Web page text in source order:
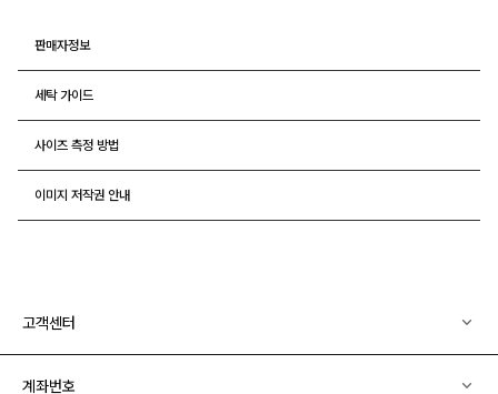
판매자정보
세탁 가이드
사이즈 측정 방법
이미지 저작권 안내
고객센터
계좌번호